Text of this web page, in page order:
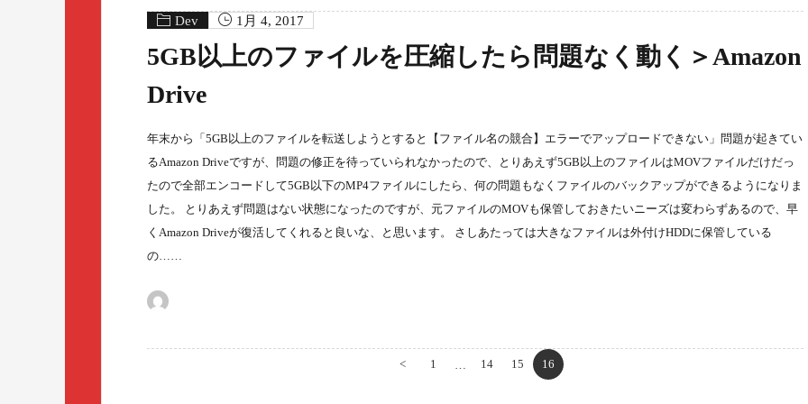
Dev 1月 4, 2017
5GB以上のファイルを圧縮したら問題なく動く＞Amazon
Drive
年末から「5GB以上のファイルを転送しようとすると【ファイル名の競合】エラーでアップロードできない」問題が起きてい
るAmazon Driveですが、問題の修正を待っていられなかったので、とりあえず5GB以上のファイルはMOVファイルだけだっ
たので全部エンコードして5GB以下のMP4ファイルにしたら、何の問題もなくファイルのバックアップができるようになりま
した。 とりあえず問題はない状態になったのですが、元ファイルのMOVも保管しておきたいニーズは変わらずあるので、早
くAmazon Driveが復活してくれると良いな、と思います。 さしあたっては大きなファイルは外付けHDDに保管している
の……
< 1 14 15 16